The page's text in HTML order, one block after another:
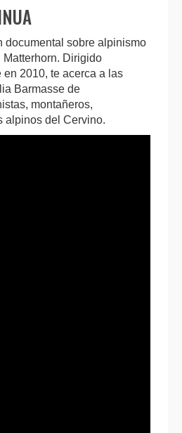
documental sobre alpinismo
Dirigido
en 2010, te acerca a las
Barmasse de
montañeros,
alpinos del Cervino.